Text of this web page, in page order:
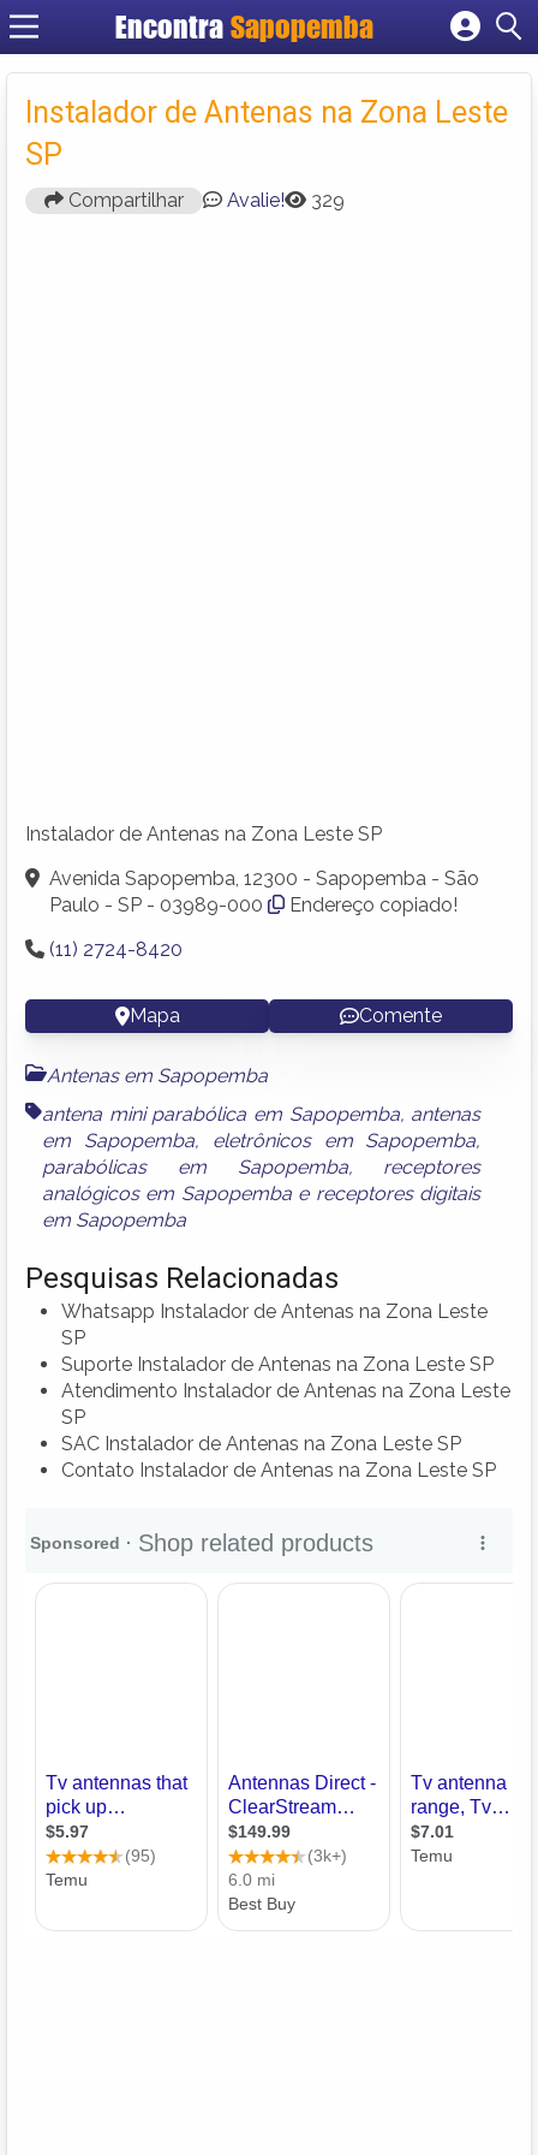
Encontra Sapopemba
Cadastrar empresa
Criar conta
Instalador de Antenas na Zona Leste
SP
Compartilhar Avalie! 329
Instalador de Antenas na Zona Leste SP
Avenida Sapopemba, 12300 - Sapopemba - São
Paulo - SP - 03989-000
Endereço copiado!
(11) 2724-8420
Mapa Comente
Antenas em Sapopemba
antena mini parabólica em Sapopemba, antenas
em Sapopemba, eletrônicos em Sapopemba,
parabólicas em Sapopemba, receptores
analógicos em Sapopembae receptores digitais
em Sapopemba
Pesquisas Relacionadas
Whatsapp Instalador de Antenas na Zona Leste
SP
Suporte Instalador de Antenas na Zona Leste SP
Atendimento Instalador de Antenas na Zona Leste
SP
SAC Instalador de Antenas na Zona Leste SP
Contato Instalador de Antenas na Zona Leste SP